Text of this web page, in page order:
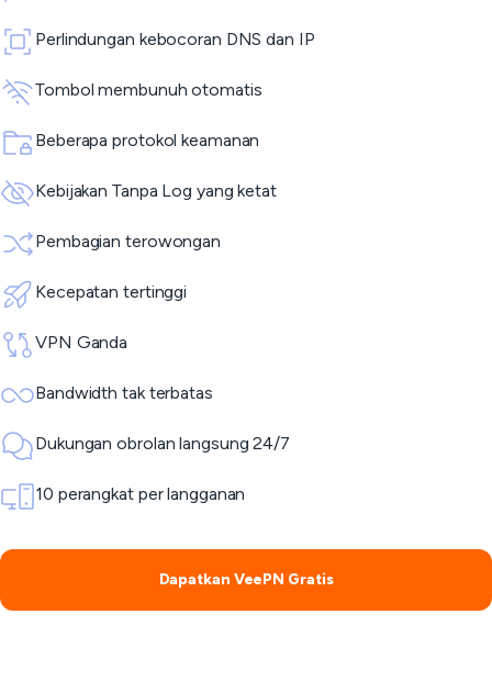
Perlindungan kebocoran DNS dan IP
Tombol membunuh otomatis
Beberapa protokol keamanan
Kebijakan Tanpa Log yang ketat
Pembagian terowongan
Kecepatan tertinggi
VPN Ganda
Bandwidth tak terbatas
Dukungan obrolan langsung 24/7
10 perangkat per langganan
Dapatkan VeePN Gratis